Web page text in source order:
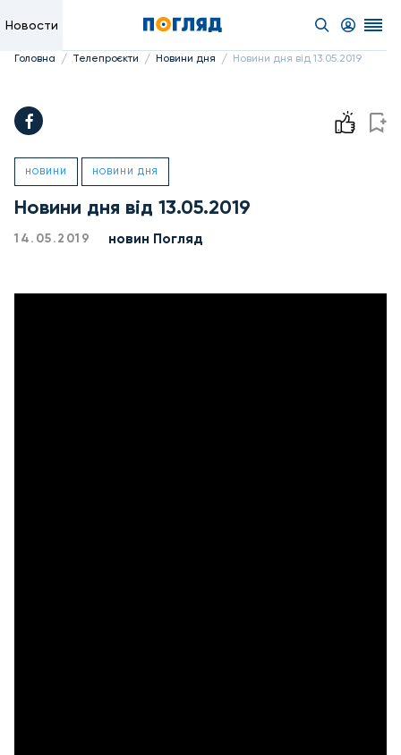
Новости
Головна / Телепроєкти / Новини дня / Новини дня від 13.05.2019
НОВИНИ НОВИНИ ДНЯ
Новини дня від 13.05.2019
14.05.2019 новин Погляд